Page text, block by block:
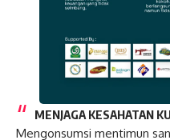
MENJAGA KESAHATAN
Mengonsumsi mentimun